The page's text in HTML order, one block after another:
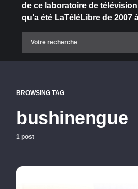
de ce laboratoire de
qu’a été LaTéléLibre de 2007
BROWSING TAG
bushinengue
1 post